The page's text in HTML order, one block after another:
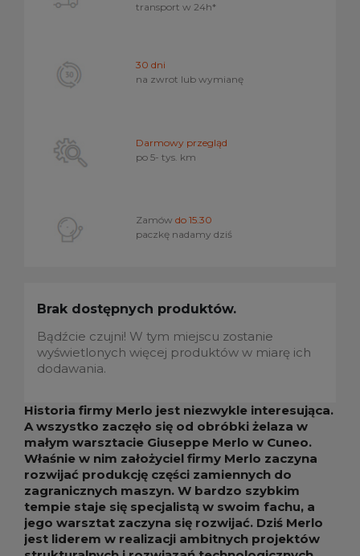
transport w 24h*
30 dni
na zwrot lub wymianę
Darmowy przegląd
po 5- tys. km
Zamówdo 15.30
paczkę nadamy dziś
Brak dostępnych produktów.
Bądźcie czujni! W tym miejscu zostanie
wyświetlonych więcej produktów w miarę ich
dodawania.
Historia firmy Merlo jest niezwykle interesująca.
A wszystko zaczęło się od obróbki żelaza w
małym warsztacie Giuseppe Merlo w Cuneo.
Właśnie w nim założyciel firmy Merlo zaczyna
rozwijać produkcję części zamiennych do
zagranicznych maszyn. W bardzo szybkim
tempie staje się specjalistą w swoim fachu, a
jego warsztat zaczyna się rozwijać. Dziś Merlo
jest liderem w realizacji ambitnych projektów